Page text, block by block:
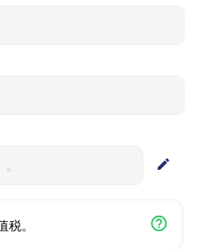
edit
。 help_outline